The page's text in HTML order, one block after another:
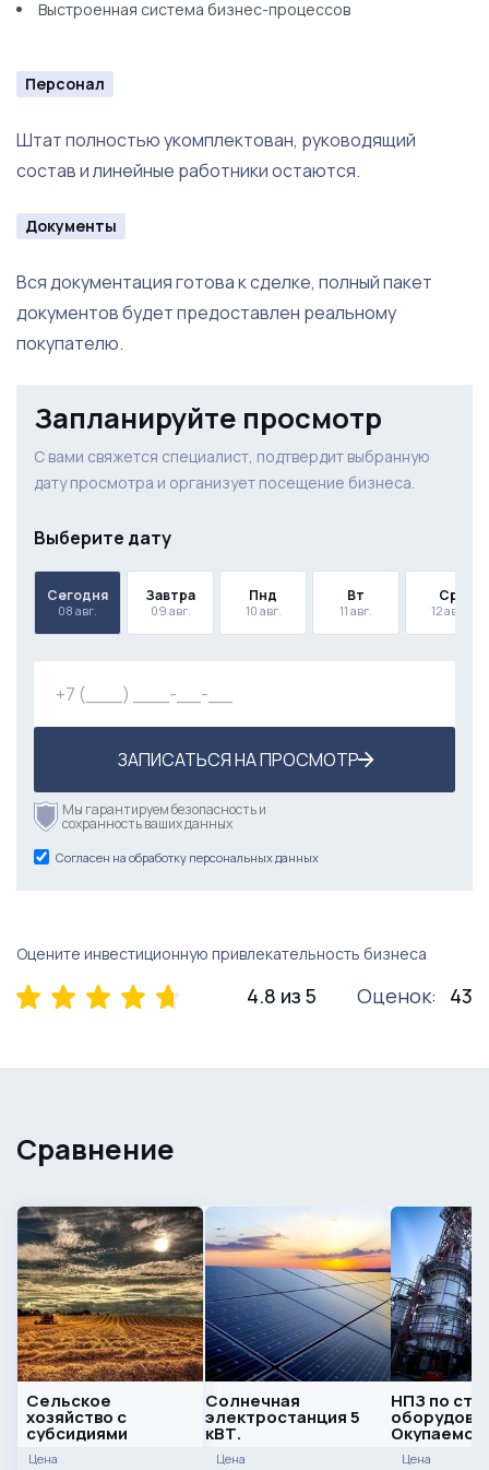
Выстроенная система бизнес-процессов
Персонал
Штат полностью укомплектован, руководящий
состав и линейные работники остаются.
Документы
Вся документация готова к сделке, полный пакет
документов будет предоставлен реальному
покупателю.
Запланируйте просмотр
С вами свяжется специалист, подтвердит выбранную
дату просмотра и организует посещение бизнеса.
Выберите дату
Сегодня
08 авг.
Завтра
09 авг.
Пнд
10 авг.
Вт
11 авг.
Ср
12 авг.
ЗАПИСАТЬСЯ НА ПРОСМОТР
Мы гарантируем безопасность и
сохранность ваших данных
Согласен на обработку персональных данных
Оцените инвестиционную привлекательность бизнеса
4.8 из 5 Оценок: 43
Сравнение
Сельское
хозяйство с
субсидиями
Цена
Солнечная
электростанция 5
кВТ.
Цена
НПЗ по
Без
Цена